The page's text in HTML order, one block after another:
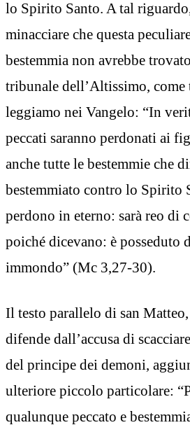
lo Spirito Santo. A tal
minacciare che questa
bestemmia non avrebbe
tribunale dell’Altissimo, come
leggiamo nei Vangelo: “In
peccati saranno perdonati ai
anche tutte le bestemmie che
bestemmiato contro lo Spirito
perdono in eterno: sarà reo di
poiché dicevano: è posseduto
immondo” (Mc 3,27-30).
Il testo parallelo di san
difende dall’accusa di
del principe dei demoni,
ulteriore piccolo particolare:
qualunque peccato e